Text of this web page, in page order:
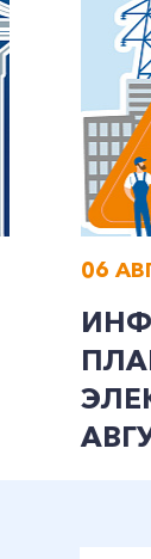
+7-800-
Частным
06